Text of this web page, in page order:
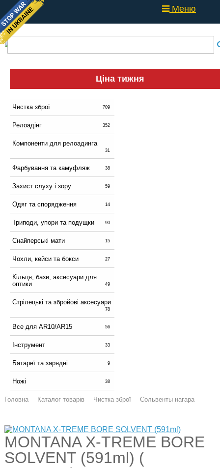
Меню
Ціна тижня
Чистка зброї 709
Релоадінг 352
Компоненти для релоадинга
31
Фарбування та камуфляж 38
Захист слуху і зору 59
Одяг та спорядження 14
Триподи, упори та подущки 90
Снайперські мати 15
Чохли, кейси та бокси 27
Кільця, бази, аксесуари для
оптики
49
Стрілецькі та збройові аксесуари
78
Все для AR10/AR15 56
Інструмент 33
Батареї та зарядні 9
Ножі 38
Головна Каталог товарів Чистка зброї Сольвенты нагара
MONTANA X-TREME BORE
SOLVENT (591ml) (